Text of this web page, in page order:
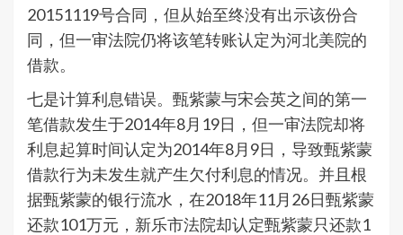
20151119号合同，但从始至终没有出示该份合
同，但一审法院仍将该笔转账认定为河北美院的
借款。
七是计算利息错误。甄紫蒙与宋会英之间的第一
笔借款发生于2014年8月19日，但一审法院却将
利息起算时间认定为2014年8月9日，导致甄紫蒙
借款行为未发生就产生欠付利息的情况。并且根
据甄紫蒙的银行流水，在2018年11月26日甄紫蒙
还款101万元，新乐市法院却认定甄紫蒙只还款1